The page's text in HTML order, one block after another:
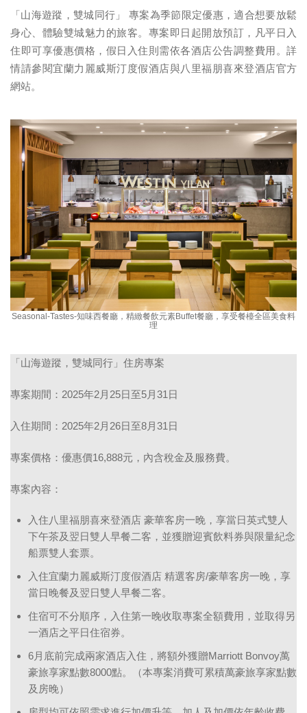
「山海遊蹤，雙城同行」 專案為季節限定優惠，適合想要放鬆
身心、體驗雙城魅力的旅客。專案即日起開放預訂，凡平日入
住即可享優惠價格，假日入住則需依各酒店公告調整費用。詳
情請參閱宜蘭力麗威斯汀度假酒店與八里福朋喜來登酒店官方
網站。
Seasonal-Tastes-知味西餐廳，精緻餐飲元素Buffet餐廳，享受餐檯全區美食料
理
「山海遊蹤，雙城同行」住房專案
專案期間： 2025年2月25日至5月31日
入住期間： 2025年2月26日至8月31日
專案價格： 優惠價16,888元，內含稅金及服務費。
專案內容：
入住八里福朋喜來登酒店 豪華客房一晚，享當日英式雙人
下午茶及翌日雙人早餐二客，並獲贈迎賓飲料券與限量紀念
船票雙人套票。
入住宜蘭力麗威斯汀度假酒店 精選客房/豪華客房一晚，享
當日晚餐及翌日雙人早餐二客。
住宿可不分順序，入住第一晚收取專案全額費用，並取得另
一酒店之平日住宿券。
6月底前完成兩家酒店入住，將額外獲贈Marriott Bonvoy萬
豪旅享家點數8000點。（本專案消費可累積萬豪旅享家點數
及房晚）